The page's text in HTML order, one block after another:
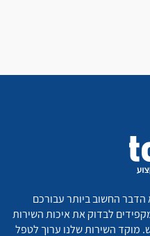
הדבר החשוב ביותר עבורכם
לבדוק את איכות השירות
מוקד השירות שלנו ערוך לטפל